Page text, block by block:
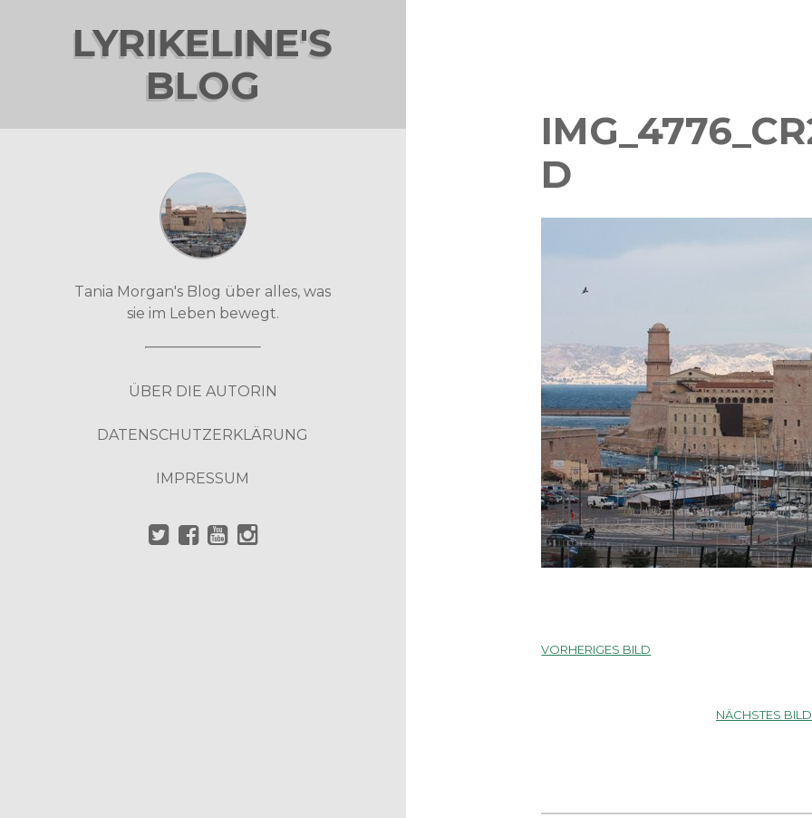
LYRIKELINE'S
BLOG
Tania Morgan's Blog über alles, was
sie im Leben bewegt.
ÜBER DIE AUTORIN
DATENSCHUTZERKLÄRUNG
IMPRESSUM
D
VORHERIGES BILD
NÄCHSTES BILD